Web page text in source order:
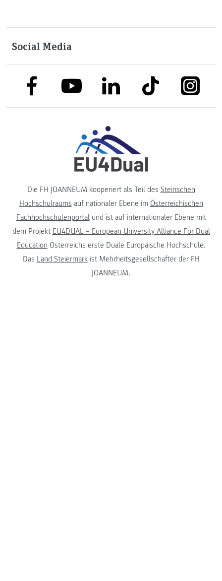
Social Media
link to facebooklink to youtubelink to linkedinlink to tiktok
Die FH JOANNEUM kooperiert als Teil des Steirischen
Hochschulraums auf nationaler Ebene im Österreichischen
Fachhochschulenportalund ist auf internationaler Ebene mit
dem Projekt EU4DUAL – European University Alliance For Dual
Education Österreichs erste Duale Europäische Hochschule.
Das Land Steiermarkist Mehrheitsgesellschafter der FH
JOANNEUM.